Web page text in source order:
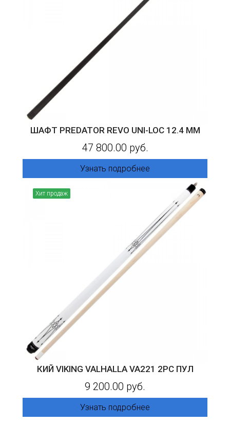
ШАФТ PREDATOR REVO UNI-LOC 12.4 ММ
47 800.00 руб.
Узнать подробнее
Хит продаж
КИЙ VIKING VALHALLA VA221 2PC ПУЛ
9 200.00 руб.
Узнать подробнее